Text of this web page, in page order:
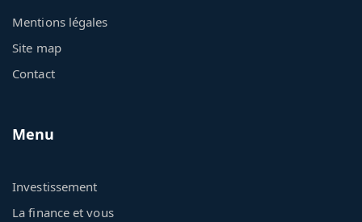
Mentions légales
Site map
Contact
Menu
Investissement
La finance et vous